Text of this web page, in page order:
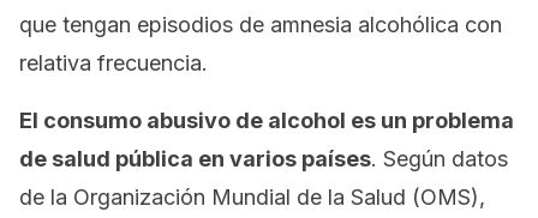
que tengan episodios de amnesia alcohólica con
relativa frecuencia.
El consumo abusivo de alcohol es un problema
de salud pública en varios países. Según datos
de la Organización Mundial de la Salud (OMS),